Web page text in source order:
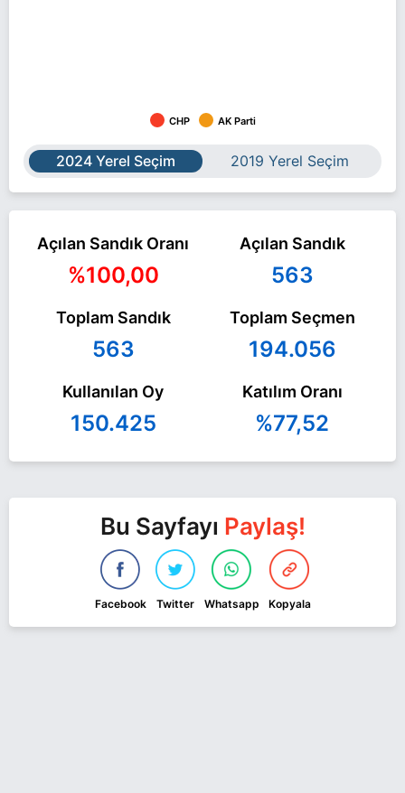
CHP AK Parti
2024 Yerel Seçim 2019 Yerel Seçim
Açılan Sandık Oranı
%100,00
Açılan Sandık
563
Toplam Sandık
563
Toplam Seçmen
194.056
Kullanılan Oy
150.425
Katılım Oranı
%77,52
Bu Sayfayı Paylaş!
Facebook Twitter Whatsapp Kopyala